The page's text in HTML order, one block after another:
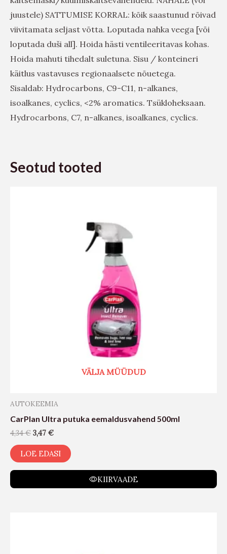
juustele) SATTUMISE KORRAL: kõik saastunud rõivad
viivitamata seljast võtta. Loputada nahka veega [või
loputada duši all]. Hoida hästi ventileeritavas kohas.
Hoida mahuti tihedalt suletuna. Sisu / konteineri
käitlus vastavuses regionaalsete nõuetega.
Sisaldab: Hydrocarbons, C9-C11, n-alkanes,
isoalkanes, cyclics, <2% aromatics. Tsükloheksaan.
Hydrocarbons, C7, n-alkanes, isoalkanes, cyclics.
Seotud tooted
VÄLJA MÜÜDUD
AUTOKEEMIA
CarPlan Ultra putuka eemaldusvahend 500ml
4,34€ 3,47 €
LOE EDASI
KIIRVAADE